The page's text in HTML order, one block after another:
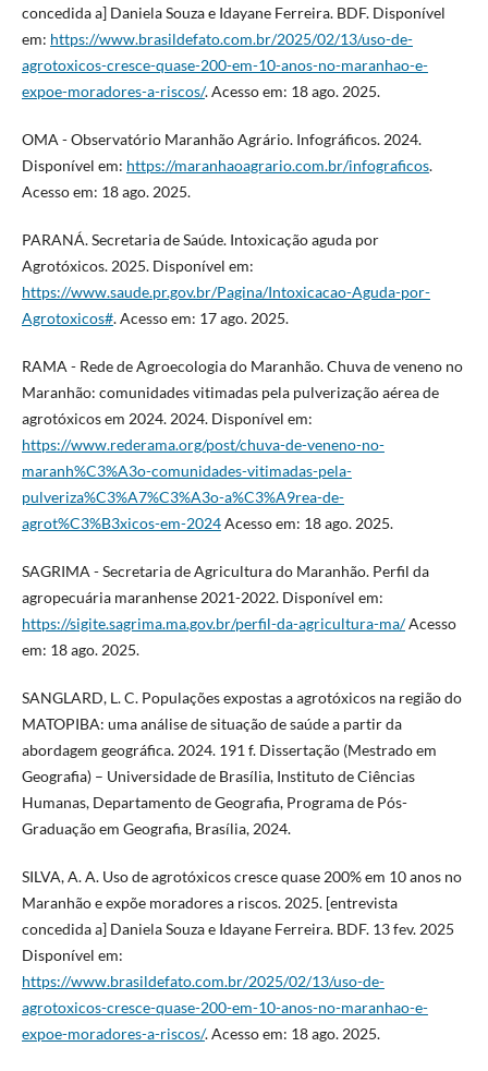
concedida a] Daniela Souza e Idayane Ferreira. BDF. Disponível
em: https://www.brasildefato.com.br/2025/02/13/uso-de-
agrotoxicos-cresce-quase-200-em-10-anos-no-maranhao-e-
expoe-moradores-a-riscos/. Acesso em: 18 ago. 2025.
OMA - Observatório Maranhão Agrário. Infográficos. 2024.
Disponível em: https://maranhaoagrario.com.br/infograficos.
Acesso em: 18 ago. 2025.
PARANÁ. Secretaria de Saúde. Intoxicação aguda por
Agrotóxicos. 2025. Disponível em:
https://www.saude.pr.gov.br/Pagina/Intoxicacao-Aguda-por-
Agrotoxicos#. Acesso em: 17 ago. 2025.
RAMA - Rede de Agroecologia do Maranhão. Chuva de veneno no
Maranhão: comunidades vitimadas pela pulverização aérea de
agrotóxicos em 2024. 2024. Disponível em:
https://www.rederama.org/post/chuva-de-veneno-no-
maranh%C3%A3o-comunidades-vitimadas-pela-
pulveriza%C3%A7%C3%A3o-a%C3%A9rea-de-
agrot%C3%B3xicos-em-2024Acesso em: 18 ago. 2025.
SAGRIMA - Secretaria de Agricultura do Maranhão. Perfil da
agropecuária maranhense 2021-2022. Disponível em:
https://sigite.sagrima.ma.gov.br/perfil-da-agricultura-ma/Acesso
em: 18 ago. 2025.
SANGLARD, L. C. Populações expostas a agrotóxicos na região do
MATOPIBA: uma análise de situação de saúde a partir da
abordagem geográfica. 2024. 191 f. Dissertação (Mestrado em
Geografia) – Universidade de Brasília, Instituto de Ciências
Humanas, Departamento de Geografia, Programa de Pós-
Graduação em Geografia, Brasília, 2024.
SILVA, A. A. Uso de agrotóxicos cresce quase 200% em 10 anos no
Maranhão e expõe moradores a riscos. 2025. [entrevista
concedida a] Daniela Souza e Idayane Ferreira. BDF. 13 fev. 2025
Disponível em:
https://www.brasildefato.com.br/2025/02/13/uso-de-
agrotoxicos-cresce-quase-200-em-10-anos-no-maranhao-e-
expoe-moradores-a-riscos/. Acesso em: 18 ago. 2025.